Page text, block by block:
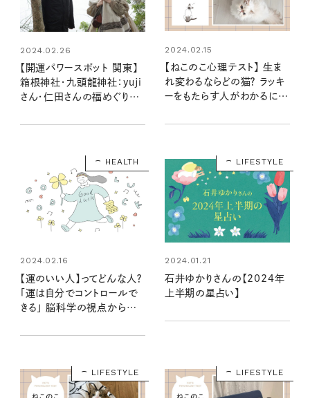
2024.02.26
【開運パワースポット 関東】
箱根神社・九頭龍神社：yuji
さん・仁田さんの福めぐり第
2024.02.15
【ねこのこ心理テスト】 生ま
れ変わるならどの猫？ ラッキ
ーをもたらす人がわかるにゃ
HEALTH
2024.02.16
【運のいい人】ってどんな人？
「運は自分でコントロールで
きる」 脳科学の視点から中
LIFESTYLE
2024.01.21
石井ゆかりさんの【2024年
上半期の星占い】
LIFESTYLE LIFESTYLE